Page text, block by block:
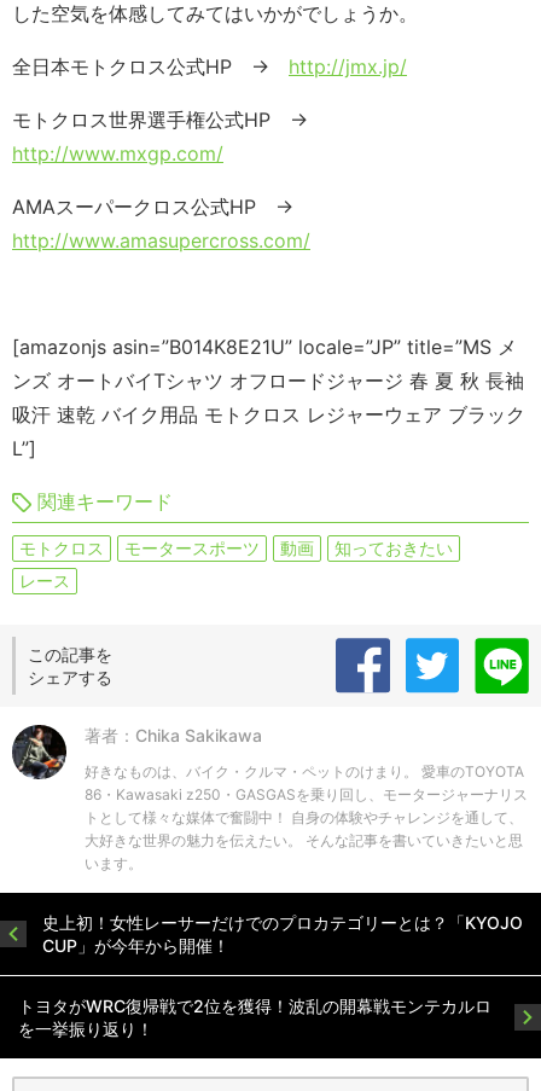
した空気を体感してみてはいかがでしょうか。
全日本モトクロス公式HP → http://jmx.jp/
モトクロス世界選手権公式HP →
http://www.mxgp.com/
AMAスーパークロス公式HP →
http://www.amasupercross.com/
[amazonjs asin=”B014K8E21U” locale=”JP” title=”MS メ
ンズ オートバイTシャツ オフロードジャージ 春 夏 秋 長袖
吸汗 速乾 バイク用品 モトクロス レジャーウェア ブラック
L”]
関連キーワード
モトクロス モータースポーツ 動画
知っておきたい
レース
この記事を
シェアする
著者：Chika Sakikawa
好きなものは、バイク・クルマ・ペットのけまり。 愛車のTOYOTA
86・Kawasaki z250・GASGASを乗り回し、モータージャーナリス
トとして様々な媒体で奮闘中！ 自身の体験やチャレンジを通して、
大好きな世界の魅力を伝えたい。 そんな記事を書いていきたいと思
います。
史上初！女性レーサーだけでのプロカテゴリーとは？「KYOJO
CUP」が今年から開催！
トヨタがWRC復帰戦で2位を獲得！波乱の開幕戦モンテカルロ
を一挙振り返り！